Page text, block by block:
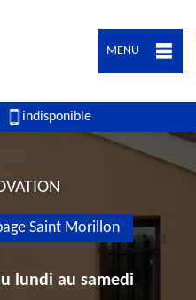
MENU
indisponible
Saint Morillon
lundi au samedi